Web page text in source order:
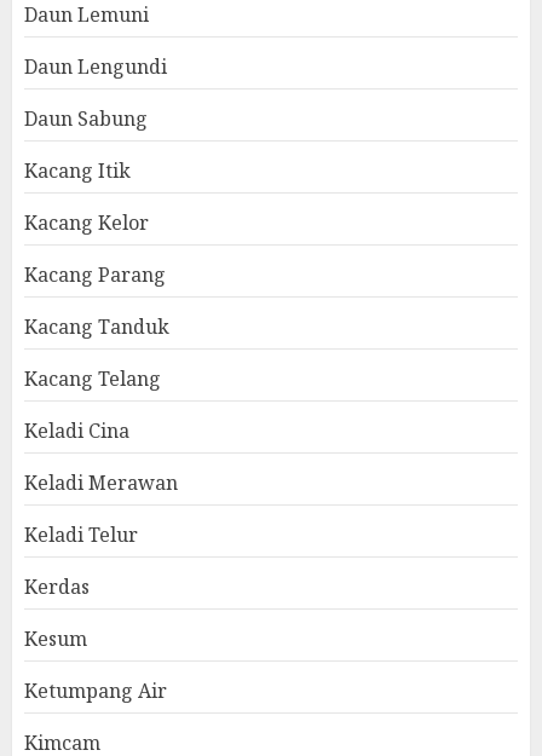
Daun Lemuni
Daun Lengundi
Daun Sabung
Kacang Itik
Kacang Kelor
Kacang Parang
Kacang Tanduk
Kacang Telang
Keladi Cina
Keladi Merawan
Keladi Telur
Kerdas
Kesum
Ketumpang Air
Kimcam